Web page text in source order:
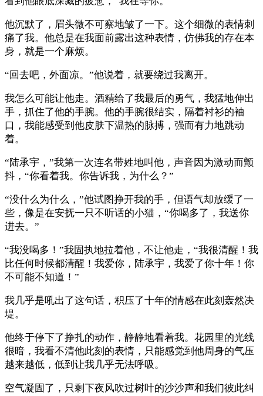
他沉默了，眉头微不可察地皱了一下。这个细微的表情刺
痛了我。他总是在我面前露出这种表情，仿佛我的存在本
身，就是一个麻烦。
“回去吧，外面凉。”他说着，就要绕过我离开。
我怎么可能让他走。酒精给了我最后的勇气，我猛地伸出
手，抓住了他的手腕。他的手腕很结实，隔着衬衫的袖
口，我能感受到他皮肤下温热的脉搏，强而有力地跳动
着。
“陆承宇，”我第一次连名带姓地叫他，声音因为激动而颤
抖，“你看着我。你告诉我，为什么？”
“没什么为什么，”他试图挣开我的手，但语气却放缓了一
些，像是在安抚一只不听话的小猫，“你喝多了，我送你
进去。”
“我没喝多！”我固执地拉着他，不让他走，“我很清醒！我
比任何时候都清醒！我爱你，陆承宇，我爱了你十年！你
不可能不知道！”
我几乎是吼出了这句话，积压了十年的情感在此刻轰然决
堤。
他终于停下了挣扎的动作，静静地看着我。花园里的光线
很暗，我看不清他此刻的表情，只能感觉到他周身的气压
越来越低，低到让我几乎无法呼吸。
空气凝固了，只剩下夜风吹过树叶的沙沙声和我们彼此纠